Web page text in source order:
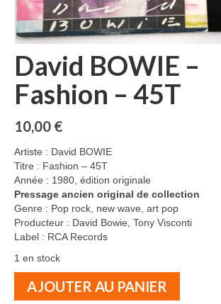
David BOWIE –
Fashion – 45T
10,00 €
Artiste : David BOWIE
Titre : Fashion – 45T
Année : 1980, édition originale
Pressage ancien original de collection
Genre : Pop rock, new wave, art pop
Producteur : David Bowie, Tony Visconti
Label : RCA Records
1 en stock
AJOUTER AU PANIER